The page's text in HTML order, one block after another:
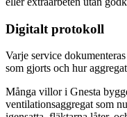
Digitalt protokoll
Varje service
som gjorts och hur
Många villor i Gnesta
ventilationsaggregat som